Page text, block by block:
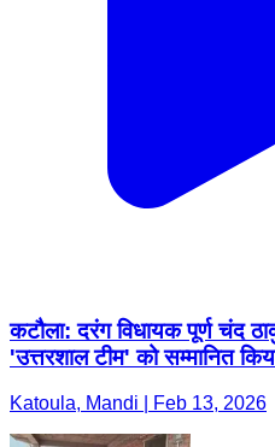
कटौला: दरंग विधायक पूर्ण चंद
'उत्तरशाल टीम' को सम्मानित
Katoula, Mandi | Feb 13, 2026